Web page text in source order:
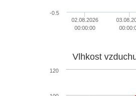
02.08.2026
00:00:00
-0.5
Vlhkost
120